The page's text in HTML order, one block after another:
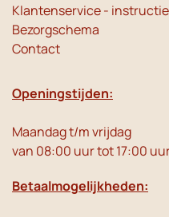
Klantenservice -
Bezorgschema
Contact
Openingstijden:
Maandag t/m vrijdag
van 08:00 uur tot 17:00
Betaalmogelijkheden: